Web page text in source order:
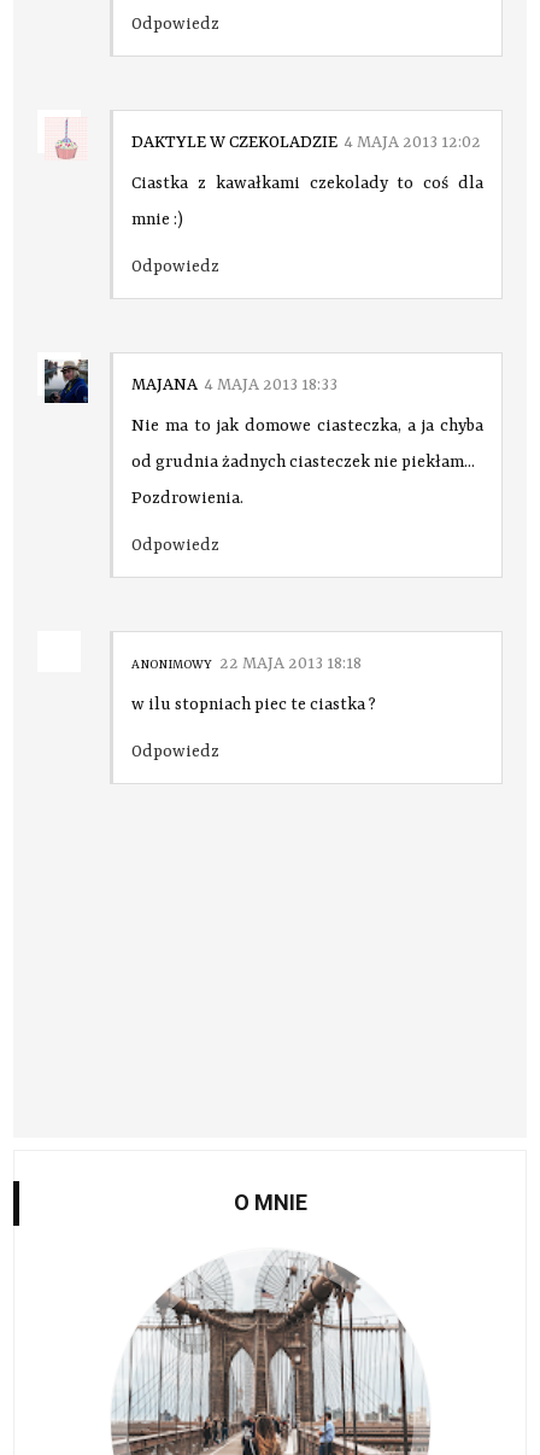
Odpowiedz
DAKTYLE W CZEKOLADZIE 4 MAJA 2013 12:02
Ciastka z kawałkami czekolady to coś dla
mnie :)
Odpowiedz
MAJANA 4 MAJA 2013 18:33
Nie ma to jak domowe ciasteczka, a ja chyba
od grudnia żadnych ciasteczek nie piekłam...
Pozdrowienia.
Odpowiedz
ANONIMOWY 22 MAJA 2013 18:18
w ilu stopniach piec te ciastka ?
Odpowiedz
O MNIE